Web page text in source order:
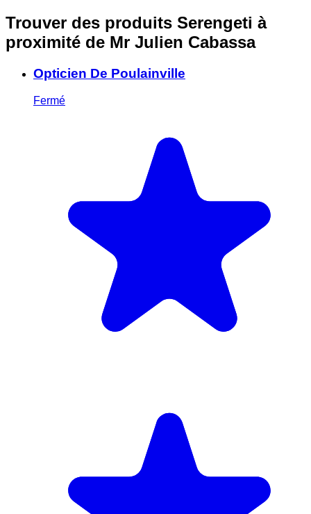
Trouver des produits Serengeti à
proximité de Mr Julien Cabassa
Opticien De Poulainville
Fermé